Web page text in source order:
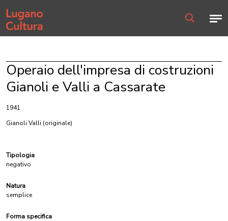
Home page
Operaio dell'impresa di costruzioni
Gianoli e Valli a Cassarate
1941
Gianoli Valli (originale)
Tipologia
negativo
Natura
semplice
Forma specifica